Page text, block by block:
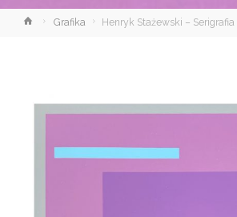
StronaGrafika Henryk Stażewski – Serigrafia